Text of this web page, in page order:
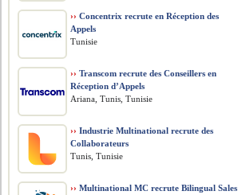
›› Concentrix recrute en Réception des
Appels
Tunisie
›› Transcom recrute des Conseillers en
Réception d’Appels
Ariana, Tunis, Tunisie
›› Industrie Multinational recrute des
Collaborateurs
Tunis, Tunisie
›› Multinational MC recrute Bilingual Sales